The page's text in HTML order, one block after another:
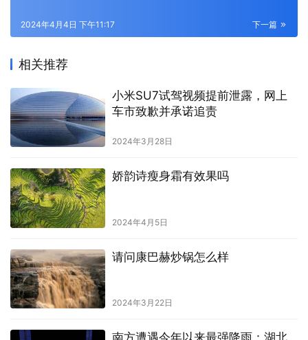
下一篇
2024年4月4日 下午11:17
相关推荐
小米SU7试驾视频提前泄露，网上
车市致歉并承诺追责
2024年3月28日
娇韵诗瘦身霜有效果吗
2024年4月5日
请问康巴赫炒锅怎么样
2024年3月22日
南方遭遇今年以来最强降雨：湖北